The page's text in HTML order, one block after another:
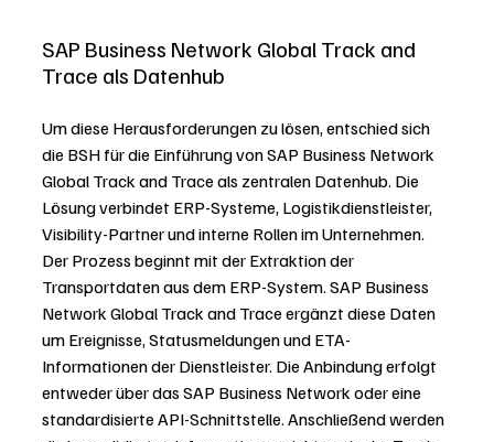
SAP Business Network Global Track and
Trace als Datenhub
Um diese Herausforderungen zu lösen, entschied sich
die BSH für die Einführung von SAP Business Network
Global Track and Trace als zentralen Datenhub. Die
Lösung verbindet ERP-Systeme, Logistikdienstleister,
Visibility-Partner und interne Rollen im Unternehmen.
Der Prozess beginnt mit der Extraktion der
Transportdaten aus dem ERP-System. SAP Business
Network Global Track and Trace ergänzt diese Daten
um Ereignisse, Statusmeldungen und ETA-
Informationen der Dienstleister. Die Anbindung erfolgt
entweder über das SAP Business Network oder eine
standardisierte API-Schnittstelle. Anschließend werden